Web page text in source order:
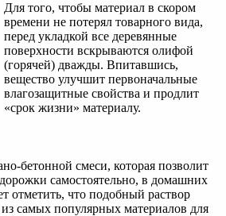
Для того, чтобы материал в скором
времени не потерял товарного вида,
перед укладкой все деревянные
поверхности вскрываются олифой
(горячей) дважды. Впитавшись,
вещество улучшит первоначальные
влагозащитные свойства и продлит
«срок жизни» материалу.
бетонной смеси, которая позволит
самостоятельно, в домашних
отметить, что подобный раствор
самых популярных материалов для